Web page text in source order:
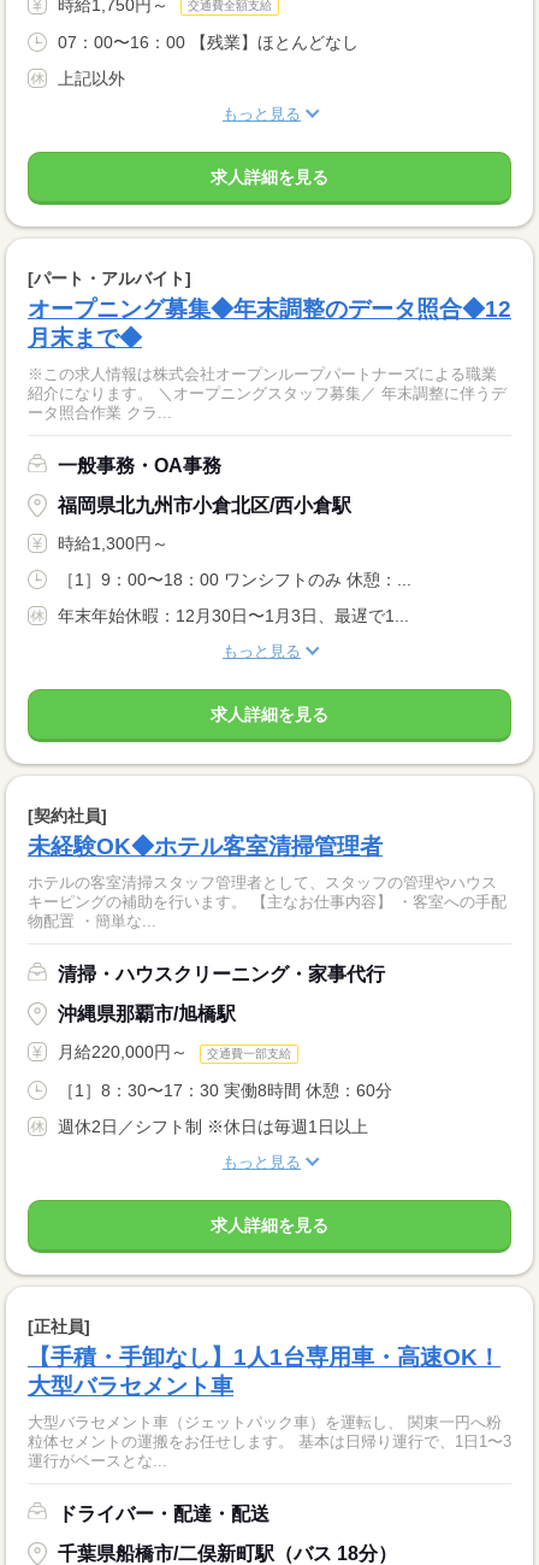
時給1,750円～ 交通費全額支給
07：00〜16：00 【残業】ほとんどなし
上記以外
もっと見る
求人詳細を見る
[パート・アルバイト]
オープニング募集◆年末調整のデータ照合◆12
月末まで◆
※この求人情報は株式会社オープンループパートナーズによる職業
紹介になります。 ＼オープニングスタッフ募集／ 年末調整に伴うデ
ータ照合作業 クラ...
一般事務・OA事務
福岡県北九州市小倉北区/西小倉駅
時給1,300円～
［1］9：00〜18：00 ワンシフトのみ 休憩：...
年末年始休暇：12月30日〜1月3日、最遅で1...
もっと見る
求人詳細を見る
[契約社員]
未経験OK◆ホテル客室清掃管理者
ホテルの客室清掃スタッフ管理者として、スタッフの管理やハウス
キーピングの補助を行います。 【主なお仕事内容】 ・客室への手配
物配置 ・簡単な...
清掃・ハウスクリーニング・家事代行
沖縄県那覇市/旭橋駅
月給220,000円～ 交通費一部支給
［1］8：30〜17：30 実働8時間 休憩：60分
週休2日／シフト制 ※休日は毎週1日以上
もっと見る
求人詳細を見る
[正社員]
【手積・手卸なし】1人1台専用車・高速OK！
大型バラセメント車
大型バラセメント車（ジェットパック車）を運転し、 関東一円へ粉
粒体セメントの運搬をお任せします。 基本は日帰り運行で、1日1〜3
運行がベースとな...
ドライバー・配達・配送
千葉県船橋市/二俣新町駅（バス 18分）